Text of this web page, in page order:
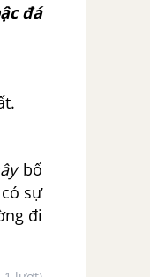
đá
bố
sự
đi